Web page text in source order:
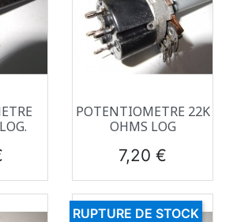
POTENTIOMETRE 22K
OHMS LOG
Prix
7,20 €
RUPTURE DE STOCK